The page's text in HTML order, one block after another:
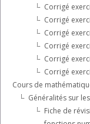
Corrigé
Corrigé
Corrigé
Corrigé
Corrigé
Corrigé
Cours de
Généralités sur
Fiche de